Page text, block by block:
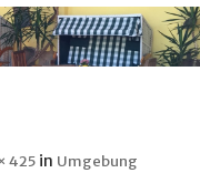
425 in Umgebung